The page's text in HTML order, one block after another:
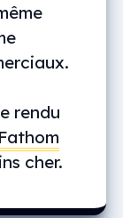
rendu
Fathom
cher.